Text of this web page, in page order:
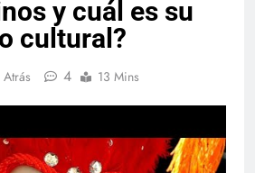
y cuál es su
cultural?
4 13 Mins